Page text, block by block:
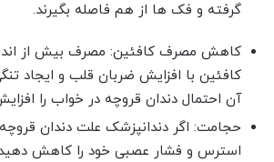
گرفته و فک ها از هم فاصله بگیرند.
کاهش مصرف کافئین: مصرف بیش از
کافئین با افزایش ضربان قلب و ایجاد
آن احتمال دندان قروچه در خواب را
حجامت: اگر دندانپزشک علت دندان
استرس و فشار عصبی خود را کاهش